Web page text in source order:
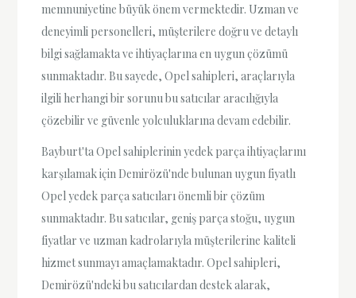
memnuniyetine büyük önem vermektedir. Uzman ve
deneyimli personelleri, müşterilere doğru ve detaylı
bilgi sağlamakta ve ihtiyaçlarına en uygun çözümü
sunmaktadır. Bu sayede, Opel sahipleri, araçlarıyla
ilgili herhangi bir sorunu bu satıcılar aracılığıyla
çözebilir ve güvenle yolculuklarına devam edebilir.
Bayburt'ta Opel sahiplerinin yedek parça ihtiyaçlarını
karşılamak için Demirözü'nde bulunan uygun fiyatlı
Opel yedek parça satıcıları önemli bir çözüm
sunmaktadır. Bu satıcılar, geniş parça stoğu, uygun
fiyatlar ve uzman kadrolarıyla müşterilerine kaliteli
hizmet sunmayı amaçlamaktadır. Opel sahipleri,
Demirözü'ndeki bu satıcılardan destek alarak,